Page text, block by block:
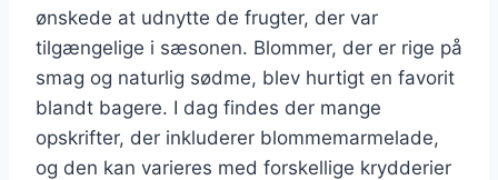
ønskede at udnytte de frugter, der var
tilgængelige i sæsonen. Blommer, der er rige på
smag og naturlig sødme, blev hurtigt en favorit
blandt bagere. I dag findes der mange
opskrifter, der inkluderer blommemarmelade,
og den kan varieres med forskellige krydderier